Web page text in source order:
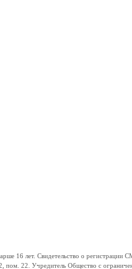
16 лет. Свидетельство о
22. Учредитель Общество с